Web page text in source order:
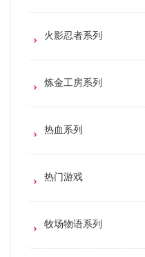
火影忍者系列
炼金工房系列
热血系列
热门游戏
牧场物语系列